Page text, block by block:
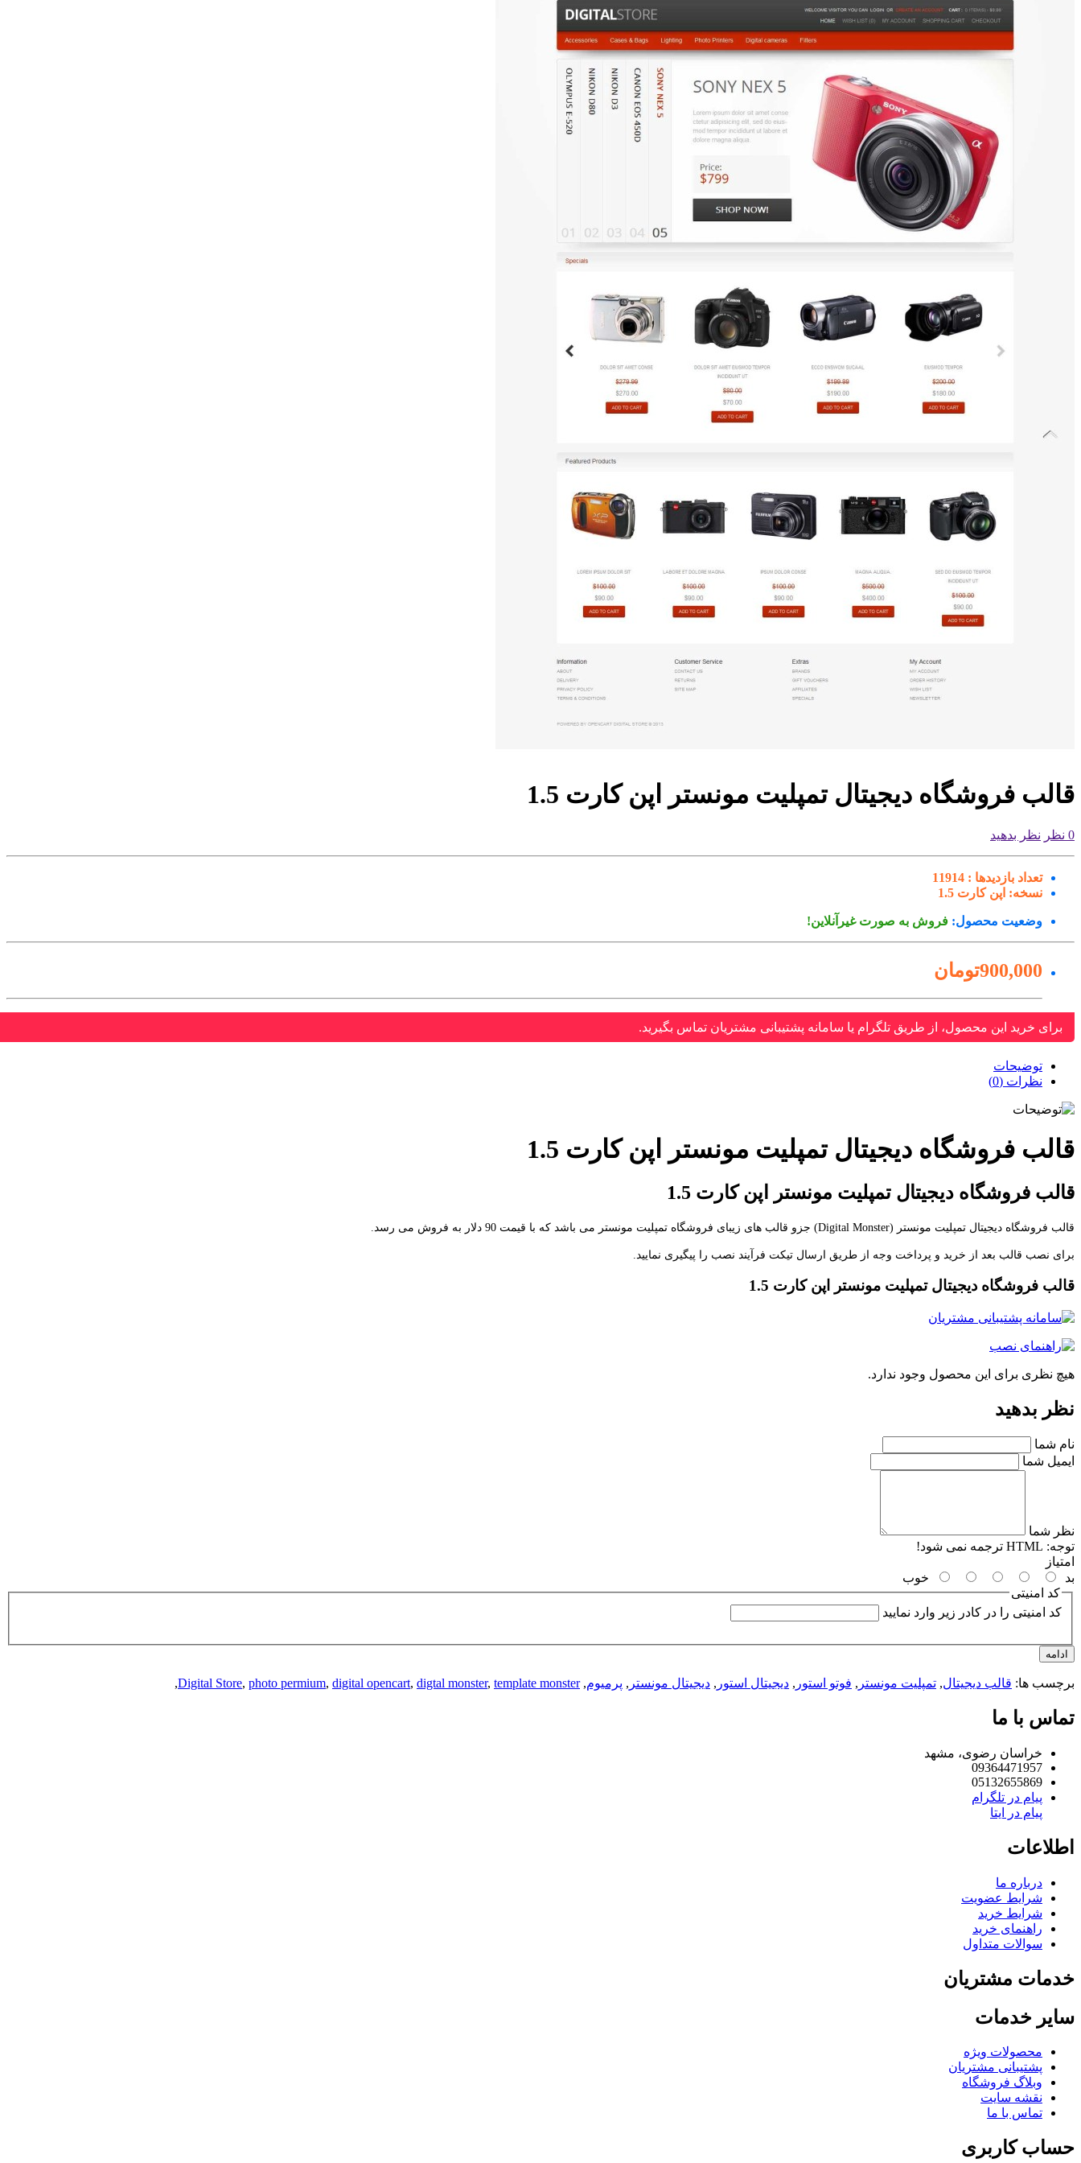
قالب فروشگاه دیجیتال تمپلیت مونستر اپن کارت 1.5
0 نظر نظر بدهید
تعداد بازدیدها : 11914
نسخه: اپن کارت 1.5
وضعیت محصول: فروش به صورت غیرآنلاین!
900,000تومان
برای خرید این محصول، از طریق تلگرام یا سامانه پشتیبانی مشتریان تماس بگیرید.
توضیحات
نظرات (0)
قالب فروشگاه دیجیتال تمپلیت مونستر اپن کارت 1.5
قالب فروشگاه دیجیتال تمپلیت مونستر اپن کارت 1.5
قالب فروشگاه دیجیتال تمپلیت مونستر (Digital Monster) جزو قالب های زیبای فروشگاه تمپلیت مونستر می باشد که با قیمت 90 دلار به فروش می رسد.
برای نصب قالب بعد از خرید و پرداخت وجه از طریق ارسال تیکت فرآیند نصب را پیگیری نمایید.
قالب فروشگاه دیجیتال تمپلیت مونستر اپن کارت 1.5
هیچ نظری برای این محصول وجود ندارد.
نظر بدهید
نام شما
ایمیل شما
نظر شما
توجه:
امتیاز
بد
خوب
کد امنیتی
کد امنیتی را در کادر زیر وارد نمایید
ادامه
برچسب ها: قالب دیجیتال, تمپلیت مونستر , فوتو استور , دیجیتال استور , دیجیتال مونستر , پرمیوم,
Digital Store, photo permium, digital opencart, digtal monster, template monster
,
تماس با ما
خراسان رضوی، مشهد
09364471957
05132655869
پیام در تلگرام
پیام در ایتا
اطلاعات
درباره ما
شرایط عضویت
شرایط خرید
راهنمای خرید
سوالات متداول
خدمات مشتریان
سایر خدمات
محصولات ویژه
پشتیبانی مشتریان
وبلاگ فروشگاه
نقشه سایت
تماس با ما
حساب کاربری